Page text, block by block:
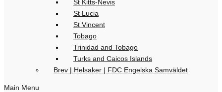
St Kitts-Nevis
St Lucia
St Vincent
Tobago
Trinidad and Tobago
Turks and Caicos Islands
Brev | Helsaker | FDC Engelska Samväldet
Main Menu